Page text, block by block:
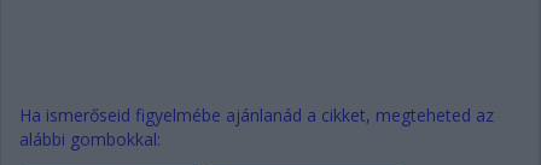
Ha ismerőseid figyelmébe ajánlanád a cikket, megteheted az
alábbi gombokkal: